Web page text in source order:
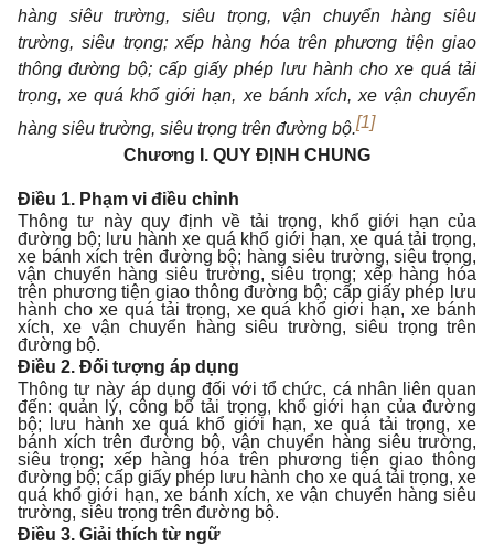
hàng siêu trường, siêu trọng, vận chuyển hàng siêu
trường, siêu trọng; xếp hàng hóa trên phương tiện giao
thông đường bộ; cấp giấy phép lưu hành cho xe quá tải
trọng, xe quá khổ giới hạn, xe bánh xích, xe vận chuyển
hàng siêu trường, siêu trọng trên đường bộ.[1]
Chương I. QUY ĐỊNH CHUNG
Điều 1. Phạm vi điều chỉnh
Thông tư này quy định về tải trọng, khổ giới hạn của
đường bộ; lưu hành xe quá khổ giới hạn, xe quá tải trọng,
xe bánh xích trên đường bộ; hàng siêu trường, siêu trọng,
vận chuyển hàng siêu trường, siêu trọng; xếp hàng hóa
trên phương tiện giao thông đường bộ; cấp giấy phép lưu
hành cho xe quá tải trọng, xe quá khổ giới hạn, xe bánh
xích, xe vận chuyển hàng siêu trường, siêu trọng trên
đường bộ.
Điều 2. Đối tượng áp dụng
Thông tư này áp dụng đối với tổ chức, cá nhân liên quan
đến: quản lý, công bố tải trọng, khổ giới hạn của đường
bộ; lưu hành xe quá khổ giới hạn, xe quá tải trọng, xe
bánh xích trên đường bộ, vận chuyển hàng siêu trường,
siêu trọng; xếp hàng hóa trên phương tiện giao thông
đường bộ; cấp giấy phép lưu hành cho xe quá tải trọng, xe
quá khổ giới hạn, xe bánh xích, xe vận chuyển hàng siêu
trường, siêu trọng trên đường bộ.
Điều 3. Giải thích từ ngữ